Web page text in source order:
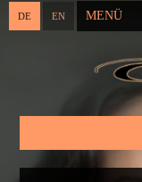
DE EN MENÜ